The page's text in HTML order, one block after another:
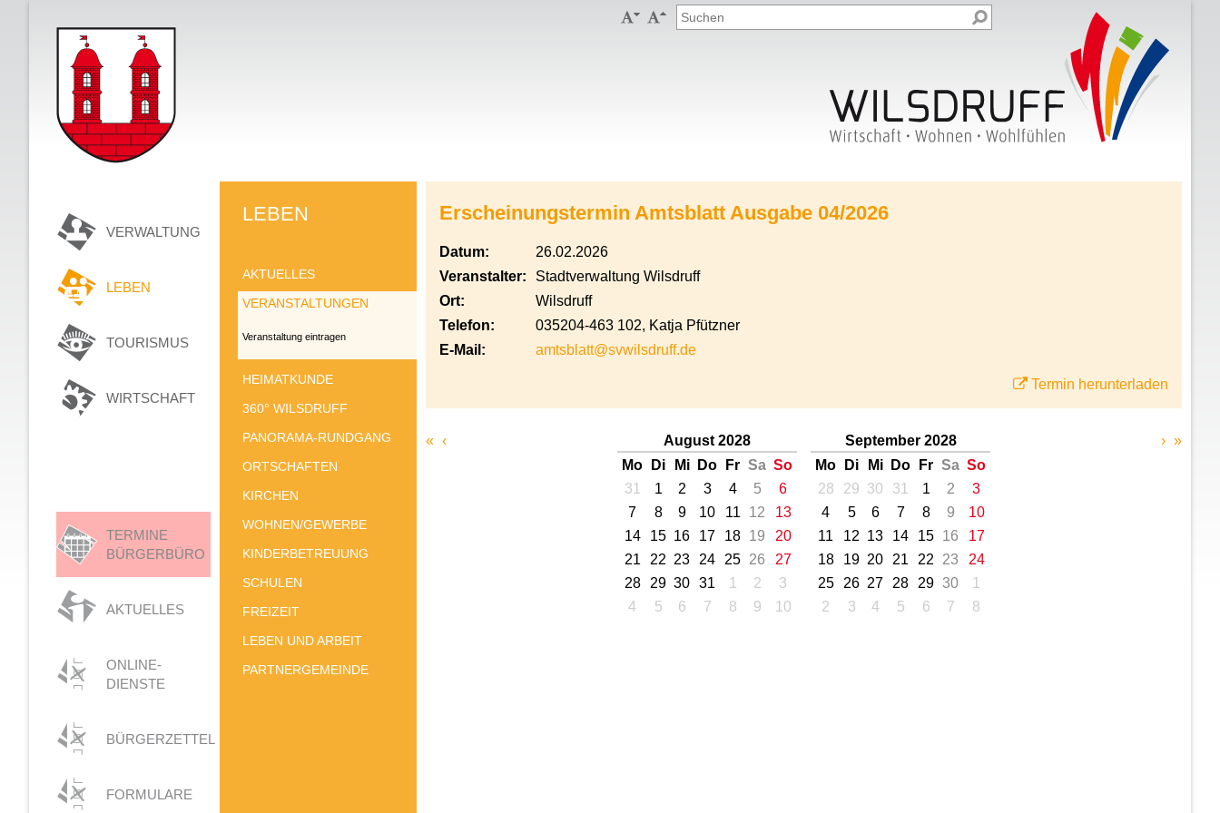
 
VERWALTUNG
LEBEN
TOURISMUS
WIRTSCHAFT
TERMINE
BÜRGERBÜRO
AKTUELLES
ONLINE-
DIENSTE
BÜRGERZETTEL
FORMULARE
LEBEN
AKTUELLES
VERANSTALTUNGEN
Veranstaltung eintragen
HEIMATKUNDE
360° WILSDRUFF
PANORAMA-RUNDGANG
ORTSCHAFTEN
KIRCHEN
WOHNEN/GEWERBE
KINDERBETREUUNG
SCHULEN
FREIZEIT
LEBEN UND ARBEIT
PARTNERGEMEINDE
Erscheinungstermin Amtsblatt Ausgabe 04/2026
Datum:
26.02.2026
Veranstalter:
Stadtverwaltung Wilsdruff
Ort:
Wilsdruff
Telefon:
035204-463 102, Katja Pfützner
E-Mail:
amtsblatt@svwilsdruff.de
Termin herunterladen
« ‹
August 2028
Mo
Di Mi Do Fr Sa So
31
1 2 3 4 5
6
7
8 9 10 11 12
13
14
15 16 17 18 19
20
21
22 23 24 25 26
27
28
29 30 31 1 2
3
4
5 6 7 8 9 10
September 2028
Mo
Di Mi Do Fr Sa So
28
29 30 31 1 2
3
4
5 6 7 8 9
10
11
12 13 14 15 16
17
18
19 20 21 22 23
24
25
26 27 28 29 30
1
2
3 4 5 6 7 8
› »